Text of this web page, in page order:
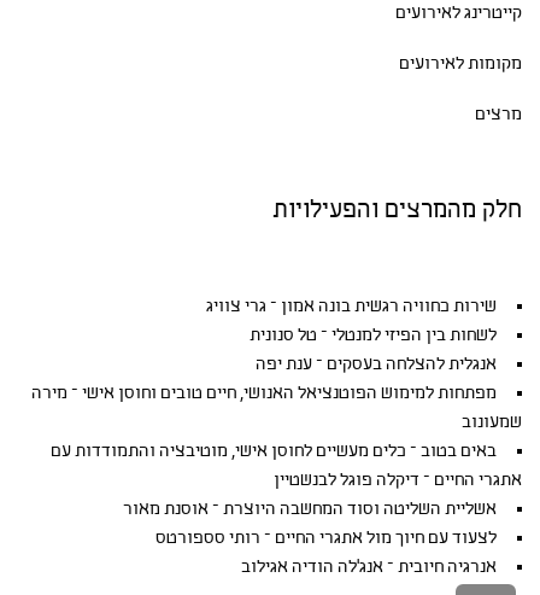
קייטרינג לאירועים
מקומות לאירועים
מרצים
חלק מהמרצים והפעילויות
שירות כחוויה רגשית בונה אמון – גרי צוויג
לשחות בין הפיזי למנטלי – טל סנונית
אנגלית להצלחה בעסקים – ענת יפה
מפתחות למימוש הפוטנציאל האנושי, חיים טובים וחוסן אישי – מירה
שמעונוב
באים בטוב – כלים מעשיים לחוסן אישי, מוטיבציה והתמודדות עם
אתגרי החיים – דיקלה פוגל לבנשטיין
אשליית השליטה וסוד המחשבה היוצרת – אוסנת מאור
לצעוד עם חיוך מול אתגרי החיים – רותי סספורטס
אנרגיה חיובית – אנג'לה הודיה אגילוב